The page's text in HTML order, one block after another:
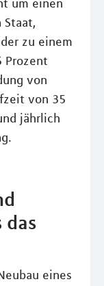
um einen
zu einem
Prozent
von
von 35
jährlich
das
eines